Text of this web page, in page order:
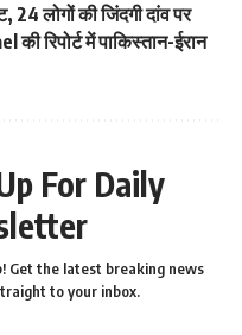
24 लोगों की जिंदगी दांव पर
रिपोर्ट में पाकिस्तान-ईरान
For Daily
Get the latest breaking news
to your inbox.